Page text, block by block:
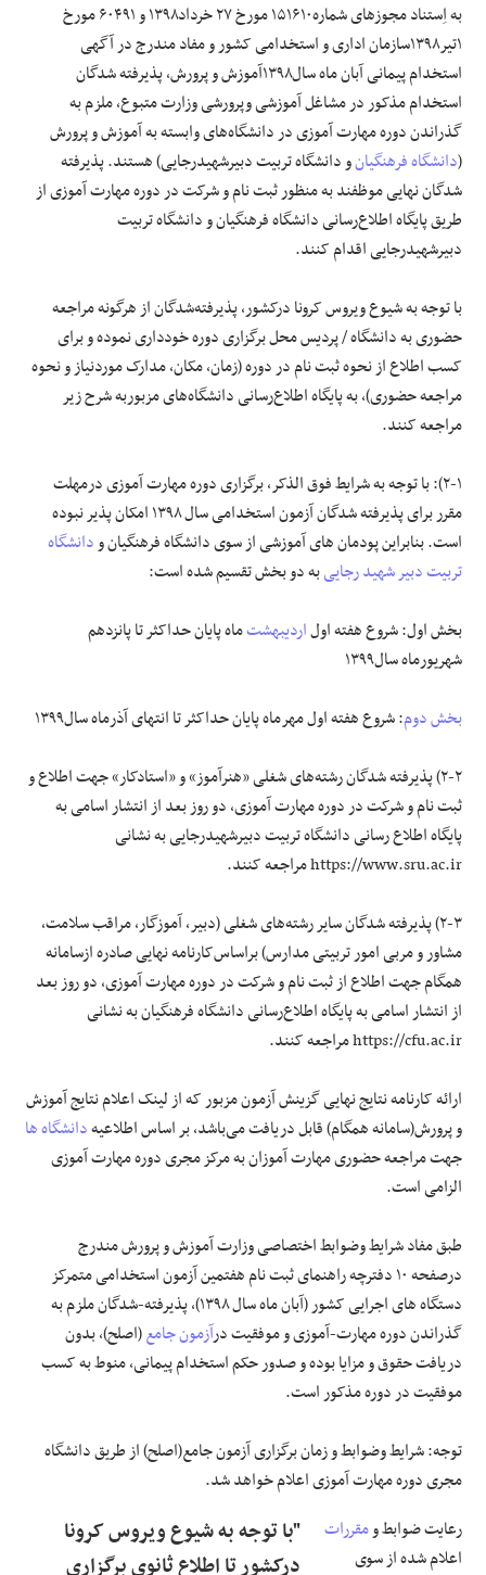
به اِستناد مجوزهای شماره۱۵۱۶۱۰ مورخ ۲۷ خرداد۱۳۹۸ و ۶۰۴۹۱ مورخ
۱تیر۱۳۹۸سازمان اداری و استخدامی کشور و مفاد مندرج در آگهی
استخدام پیمانی آبان ماه سال۱۳۹۸آموزش و پرورش، پذیرفته شدگان
استخدام مذکور در مشاغل آموزشی وپرورشی وزارت متبوع، ملزم به
گذراندن دوره مهارت آموزی در دانشگاه‌های وابسته به آموزش و پرورش
(دانشگاه فرهنگیانو دانشگاه تربیت دبیرشهیدرجایی) هستند. پذیرفته
شدگان نهایی موظفند به منظور ثبت نام و شرکت در دوره مهارت آموزی از
طریق پایگاه اطلاع‌رسانی دانشگاه‌ فرهنگیان و دانشگاه تربیت
دبیرشهیدرجایی اقدام کنند.
با توجه به شیوع ویروس کرونا درکشور، پذیرفته‌شدگان از هرگونه مراجعه
حضوری به دانشگاه / پردیس محل برگزاری دوره خودداری نموده و برای
کسب اطلاع از نحوه ثبت نام در دوره (زمان، مکان، مدارک موردنیاز و نحوه
مراجعه حضوری)، به پایگاه اطلاع‌رسانی دانشگاه‌های مزبوربه شرح زیر
مراجعه کنند.
۲-۱): با توجه به شرایط فوق الذکر، برگزاری دوره مهارت آموزی درمهلت
مقرر برای پذیرفته شدگان آزمون استخدامی سال ۱۳۹۸ امکان پذیر نبوده
است. بنابراین پودمان های آموزشی از سوی دانشگاه فرهنگیان ودانشگاه
تربیت دبیر شهید رجاییبه دو بخش تقسیم شده است:
بخش اول: شروع هفته اولاردیبهشتماه پایان حداکثر تا پانزدهم
شهریورماه سال۱۳۹۹
بخش دوم: شروع هفته اول مهرماه پایان حداکثر تا انتهای آذرماه سال۱۳۹۹
۲-۲) پذیرفته شدگان رشته‌های شغلی «هنرآموز» و «استادکار» جهت اطلاع و
ثبت نام و شرکت در دوره مهارت آموزی، دو روز بعد از انتشار اسامی به
پایگاه اطلاع ‌رسانی دانشگاه تربیت دبیرشهیدرجایی به نشانی
https://www.sru.ac.ir مراجعه کنند.
۲-۳) پذیرفته شدگان سایر رشته‌های‌ شغلی (دبیر، آموزگار، مراقب سلامت،
مشاور و مربی امور تربیتی ‌مدارس) براساس‌کارنامه نهایی صادره ازسامانه
همگام جهت اطلاع از ثبت نام و شرکت در دوره مهارت آموزی، دو روز بعد
از انتشار اسامی به پایگاه اطلاع‌رسانی دانشگاه فرهنگیان‌ به نشانی
https://cfu.ac.ir مراجعه کنند.
ارائه کارنامه نتایج نهایی گزینش آزمون مزبور که از لینک اعلام نتایج آموزش
و پرورش(سامانه همگام) قابل دریافت می‌باشد، بر اساس اطلاعیهدانشگاه ها
جهت مراجعه حضوری مهارت آموزان به مرکز مجری دوره مهارت آموزی
الزامی است.
طبق مفاد شرایط وضوابط اختصاصی وزارت آموزش و پرورش مندرج
درصفحه ۱۰ دفترچه راهنمای ثبت نام هفتمین آزمون استخدامی متمرکز
دستگاه های اجرایی کشور (آبان ماه سال ۱۳۹۸)، پذیرفته-شدگان ملزم به
گذراندن دوره مهارت-آموزی و موفقیت درآزمون جامع(اصلح)، بدون
دریافت حقوق و مزایا بوده و صدور حکم استخدام پیمانی، منوط به کسب
موفقیت در دوره مذکور است.
توجه: شرایط وضوابط و زمان برگزاری آزمون جامع(اصلح) از طریق دانشگاه
مجری دوره مهارت آموزی اعلام خواهد شد.
"با توجه به شیوع ویروس کرونا
درکشور تا اطلاع ثانوی برگزاری
رعایت ضوابط ومقررات
اعلام شده از سوی